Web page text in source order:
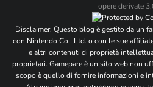
opere derivate
Disclaimer: Questo blog è gestito da un
con Nintendo Co., Ltd. o con le sue
e altri contenuti di proprietà
proprietari. Gamepare è un sito web non
scopo è quello di fornire informazioni e